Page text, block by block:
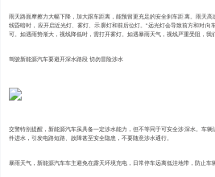
雨天路面摩擦力大幅下降，加大跟车距离，能预留更充足的安全刹车距离。雨天
线昏暗时，应开启近光灯、雾灯、示廓灯和前后位灯。“远光灯会导致前方和对
可。如遇雨势渐大，视线降低时，需打开雾灯。如遇暴雨天气，视线严重受阻，我
驾驶新能源汽车要避开深水路段 切勿冒险涉水
交警特别提醒，新能源汽车虽具备一定涉水能力，但不等同于可安全涉深水。车
件进水，引发电路短路、故障甚至安全隐患，不要随意涉水通行。
暴雨天气，新能源汽车车主避免在露天环境充电，日常停车远离低洼地带，防止车